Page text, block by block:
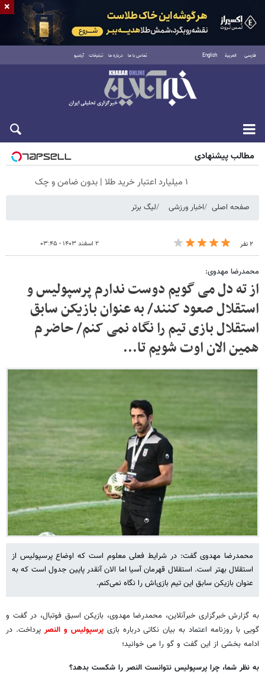
فارسی العربية English تماس با ما درباره ما تبلیغات آرشیو
جمعه ۱۶ مرداد ۱۴۰۵
مطالب پیشنهادی
۱ میلیارد اعتبار خرید طلا | بدون ضامن و چک
صفحه اصلی اخبار ورزشی لیگ برتر
۲ نفر ۲ اسفند ۱۴۰۳ - ۰۳:۴۵
محمدرضا مهدوی:
از ته دل می گویم دوست ندارم پرسپولیس و
استقلال صعود کنند/ به عنوان بازیکن سابق
استقلال بازی تیم را نگاه نمی کنم/ حاضرم
همین الان اوت شویم تا...
محمدرضا مهدوی گفت: در شرایط فعلی معلوم است که اوضاع پرسپولیس از
استقلال بهتر است. استقلال قهرمان آسیا اما الان آنقدر پایین جدول است که به
عنوان بازیکن سابق این تیم بازی‌اش را نگاه نمی‌کنم.
به گزارش خبرگزاری خبرآنلاین، محمدرضا مهدوی، بازیکن اسبق فوتبال، در گفت و
گویی با روزنامه اعتماد به بیان نکاتی درباره بازی پرسپولیس و النصرپرداخت. در
ادامه بخشی از این گفت و گو را می خوانید؛
به نظر شما، چرا پرسپولیس نتوانست النصر را شکست بدهد؟
×